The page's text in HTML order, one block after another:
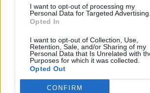
I want to opt-out of processing my
Personal Data for Targeted Advertising.
Opted In
I want to opt-out of Collection, Use,
Retention, Sale, and/or Sharing of my
Personal Data that Is Unrelated with
Purposes for which it was collected.
Opted Out
CONFIRM